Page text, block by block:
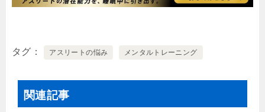
タグ アスリートの悩み メンタルトレーニング
関連記事